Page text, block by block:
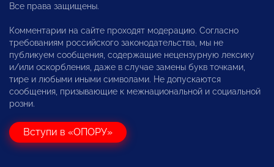
Все права защищены.
Комментарии на сайте проходят модерацию. Согласно
требованиям российского законодательства, мы не
публикуем сообщения, содержащие нецензурную лексику
и/или оскорбления, даже в случае замены букв точками,
тире и любыми иными символами. Не допускаются
сообщения, призывающие к межнациональной и социальной
розни.
Вступи в «ОПОРУ»